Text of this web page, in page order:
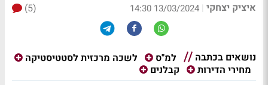
איציק יצחקי |
13/03/2024 14:30
(5)
נושאים בכתבה למ"ס
לשכה מרכזית לסטטיסטיקה
מחירי הדירות
קבלנים